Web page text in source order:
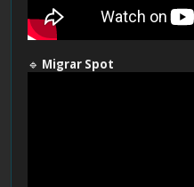
🔹 Migrar Spot